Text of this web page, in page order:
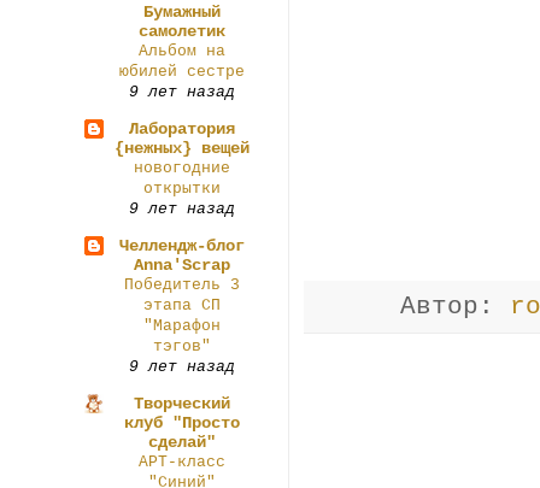
Автор:
Бумажный
самолетик
Альбом на
юбилей сестре
9 лет назад
Лаборатория
{нежных} вещей
новогодние
открытки
9 лет назад
Челлендж-блог
Anna'Scrap
Победитель 3
этапа СП
"Марафон
тэгов"
9 лет назад
Творческий
клуб "Просто
сделай"
АРТ-класс
"Синий"